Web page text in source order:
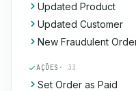
Updated Product
Updated Customer
New Fraudulent
AÇÕES · 33
Set Order as Paid